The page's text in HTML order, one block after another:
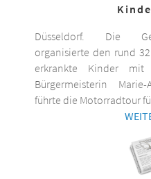
Düsseldorf. Die
organisierte den rund
erkrankte Kinder mit
Bürgermeisterin Marie-
führte die Motorradtour